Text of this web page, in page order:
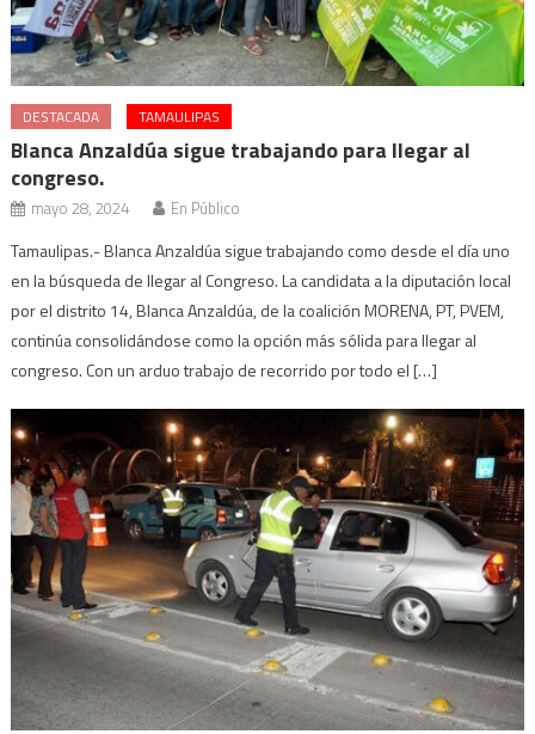
DESTACADA TAMAULIPAS
Blanca Anzaldúa sigue trabajando para llegar al
congreso.
mayo 28, 2024 En Público
Tamaulipas.- Blanca Anzaldúa sigue trabajando como desde el día uno
en la búsqueda de llegar al Congreso. La candidata a la diputación local
por el distrito 14, Blanca Anzaldúa, de la coalición MORENA, PT, PVEM,
continúa consolidándose como la opción más sólida para llegar al
congreso. Con un arduo trabajo de recorrido por todo el […]